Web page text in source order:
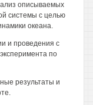
описываемых
системы с целью
океана.
и проведения с
по
результаты и